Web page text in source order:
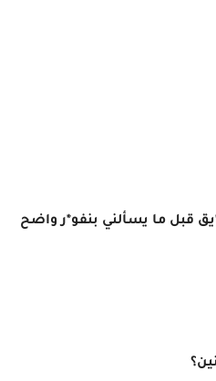
قبل ما يسألني بنفو*ر واضح